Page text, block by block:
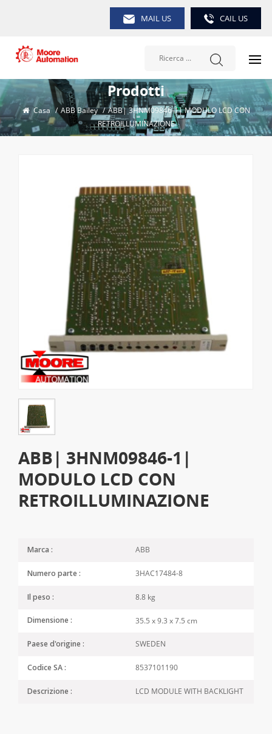
MAIL US CAIL US
Prodotti
Casa / ABB Bailey / ABB| 3HNM09846-1| MODULO LCD CON
RETROILLUMINAZIONE
ABB| 3HNM09846-1|
MODULO LCD CON
RETROILLUMINAZIONE
Marca : ABB
Numero parte : 3HAC17484-8
Il peso : 8.8 kg
Dimensione : 35.5 x 9.3 x 7.5 cm
Paese d'origine : SWEDEN
Codice SA : 8537101190
Descrizione : LCD MODULE WITH BACKLIGHT